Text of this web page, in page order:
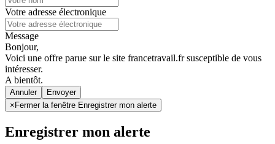
Votre adresse électronique
Message
Bonjour,
Voici une offre parue sur le site francetravail.fr susceptible de vous
intéresser.
A bientôt.
Annuler
× Fermer la fenêtre Enregistrer mon alerte
Enregistrer mon alerte